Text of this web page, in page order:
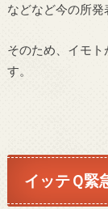
などなど今の所発
そのため、イモ
す。
イッテＱ緊